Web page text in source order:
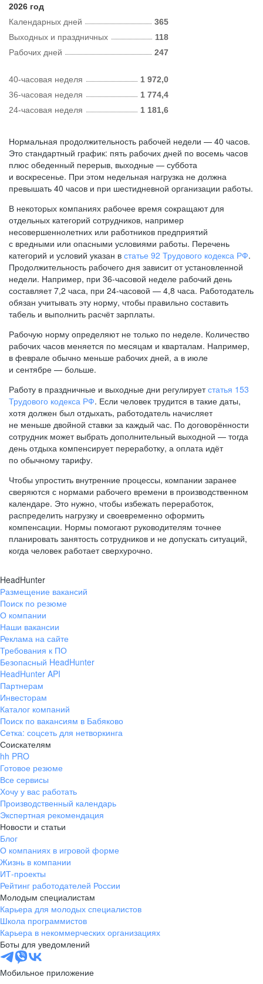
2026 год
Календарных дней
365
Рабочих дней 247
Выходных и праздничных 118
40-часовая неделя
1 972,0
36-часовая неделя
1 774,4
24-часовая неделя
1 181,6
Нормальная продолжительность рабочей недели — 40 часов.
Это стандартный график: пять рабочих дней по восемь часов
плюс обеденный перерыв, выходные — суббота
и воскресенье. При этом недельная нагрузка не должна
превышать 40 часов и при шестидневной организации работы.
В некоторых компаниях рабочее время сокращают для
отдельных категорий сотрудников, например
несовершеннолетних или работников предприятий
с вредными или опасными условиями работы. Перечень
категорий и условий указан в статье 92 Трудового кодекса РФ.
Продолжительность рабочего дня зависит от установленной
недели. Например, при 36-часовой неделе рабочий день
составляет 7,2 часа, при 24-часовой — 4,8 часа. Работодатель
обязан учитывать эту норму, чтобы правильно составить
табель и выполнить расчёт зарплаты.
Рабочую норму определяют не только по неделе. Количество
рабочих часов меняется по месяцам и кварталам. Например,
в феврале обычно меньше рабочих дней, а в июле
и сентябре — больше.
Работу в праздничные и выходные дни регулируетстатья 153
Трудового кодекса РФ. Если человек трудится в такие даты,
хотя должен был отдыхать, работодатель начисляет
не меньше двойной ставки за каждый час. По договорённости
сотрудник может выбрать дополнительный выходной — тогда
день отдыха компенсирует переработку, а оплата идёт
по обычному тарифу.
Чтобы упростить внутренние процессы, компании заранее
сверяются с нормами рабочего времени в производственном
календаре. Это нужно, чтобы избежать переработок,
распределить нагрузку и своевременно оформить
компенсации. Нормы помогают руководителям точнее
планировать занятость сотрудников и не допускать ситуаций,
когда человек работает сверхурочно.
HeadHunter
Размещение вакансий
Поиск по резюме
О компании
Наши вакансии
Реклама на сайте
Требования к ПО
Безопасный HeadHunter
HeadHunter API
Партнерам
Инвесторам
Каталог компаний
Поиск по вакансиям в Бабяково
Сетка: соцсеть для нетворкинга
Соискателям
hh PRO
Готовое резюме
Все сервисы
Хочу у вас работать
Производственный календарь
Экспертная рекомендация
Новости и статьи
Блог
О компаниях в игровой форме
Жизнь в компании
ИТ-проекты
Рейтинг работодателей России
Молодым специалистам
Карьера для молодых специалистов
Школа программистов
Карьера в некоммерческих организациях
Боты для уведомлений
Мобильное приложение